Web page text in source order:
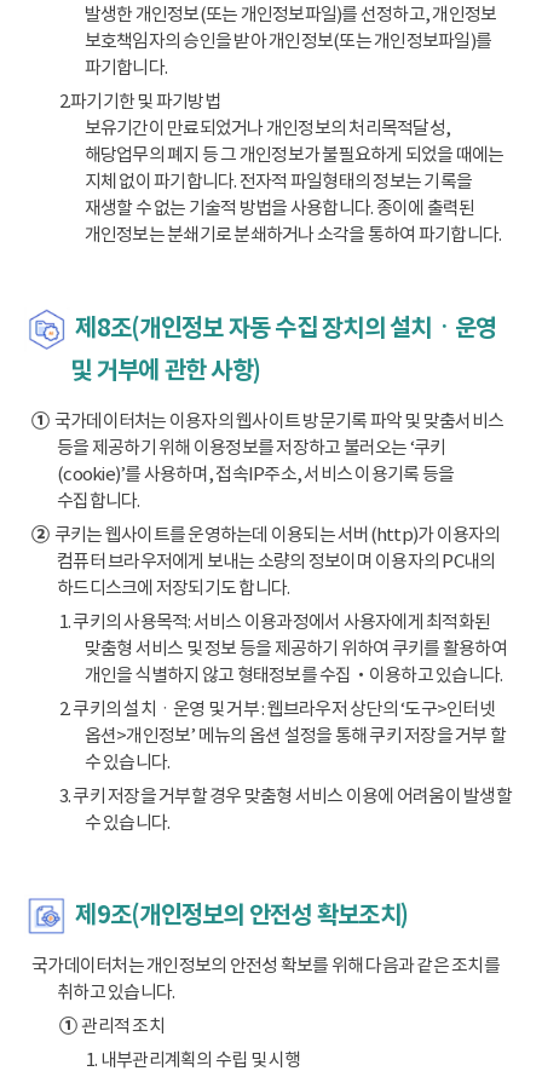
발생한 개인정보(또는 개인정보파일)를 선정하고, 개인정보
보호책임자의 승인을 받아 개인정보(또는 개인정보파일)를
파기합니다.
2.파기기한 및 파기방법
보유기간이 만료되었거나 개인정보의 처리목적달성,
해당업무의 폐지 등 그 개인정보가 불필요하게 되었을 때에는
지체 없이 파기합니다. 전자적 파일형태의 정보는 기록을
재생할 수 없는 기술적 방법을 사용합니다. 종이에 출력된
개인정보는 분쇄기로 분쇄하거나 소각을 통하여 파기합니다.
제8조(개인정보 자동 수집 장치의 설치ㆍ운영
및 거부에 관한 사항)
①국가데이터처는 이용자의 웹사이트 방문기록 파악 및 맞춤서비스
등을 제공하기 위해 이용정보를 저장하고 불러오는 ‘쿠키
(cookie)’를 사용하며, 접속IP주소, 서비스 이용기록 등을
수집합니다.
②쿠키는 웹사이트를 운영하는데 이용되는 서버(http)가 이용자의
컴퓨터 브라우저에게 보내는 소량의 정보이며 이용자의 PC내의
하드디스크에 저장되기도 합니다.
1. 쿠키의 사용목적: 서비스 이용과정에서 사용자에게 최적화된
맞춤형 서비스 및 정보 등을 제공하기 위하여 쿠키를 활용하여
개인을 식별하지 않고 형태정보를 수집‧이용하고 있습니다.
2. 쿠키의 설치ㆍ운영 및 거부 : 웹브라우저 상단의 ‘도구>인터넷
옵션>개인정보’ 메뉴의 옵션 설정을 통해 쿠키 저장을 거부 할
수 있습니다.
3. 쿠키 저장을 거부할 경우 맞춤형 서비스 이용에 어려움이 발생할
수 있습니다.
제9조(개인정보의 안전성 확보조치)
국가데이터처는 개인정보의 안전성 확보를 위해 다음과 같은 조치를
취하고 있습니다.
①관리적 조치
1. 내부관리계획의 수립 및 시행